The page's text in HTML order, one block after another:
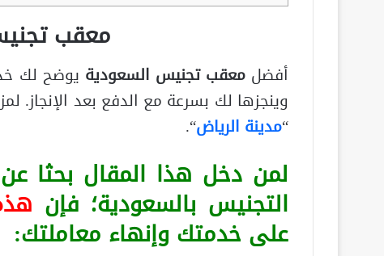
معقب
أفضلمعقب تجنيس السعودية يوضح لك
وينجزها لك بسرعة مع الدفع بعد الإنجاز.
“مدينة الرياض“.
لمن دخل هذا المقال
التجنيس بالسعودية؛ فإن
على خدمتك وإنهاء معاملتك: